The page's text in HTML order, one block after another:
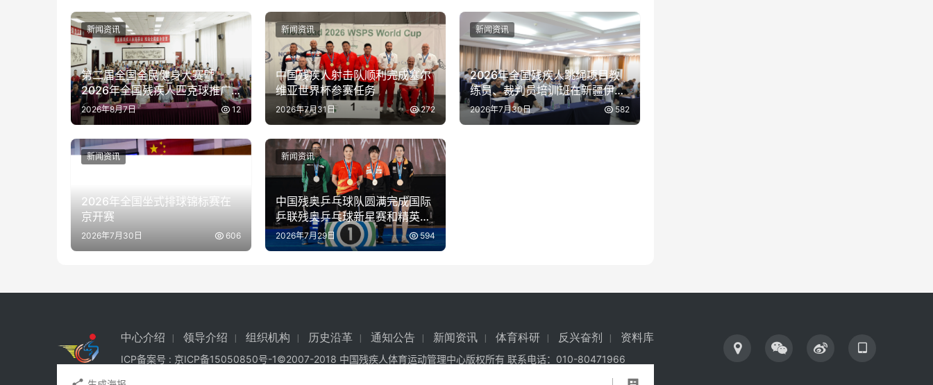
第二届全国全民健身大赛暨
2026年全国残疾人匹克球推广
活动在京举办
2026年8月7日 12
新闻资讯
中国残疾人射击队顺利完成塞尔
维亚世界杯参赛任务
2026年7月31日 272
新闻资讯
2026年全国残疾人跳绳项目教
练员、裁判员培训班在新疆伊犁
开班
2026年7月30日 582
新闻资讯
2026年全国坐式排球锦标赛在
京开赛
2026年7月30日 606
新闻资讯
中国残奥乒乓球队圆满完成国际
乒联残奥乒乓球新星赛和精英赛
泰国站参赛任务
2026年7月29日 594
新闻资讯
中心介绍 领导介绍 组织机构 历史沿革 通知公告 新闻资讯 体育科研 反兴奋剂
资料库
ICP备案号 : 京ICP备15050850号-1©2007-2018 中国残疾人体育运动管理中心版权所有 联系电话：010-80471966